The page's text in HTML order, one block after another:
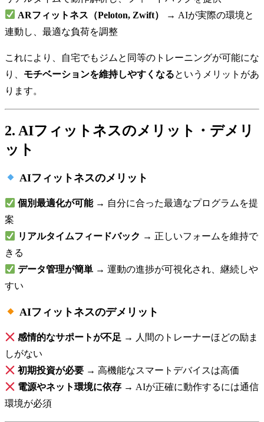
ARフィットネス（Peloton, Zwift）
→ AIが実際の環境と
連動し、最適な負荷を調整
これにより、自宅でもジムと同等のトレーニングが可能にな
り、 モチベーションを維持しやすくなるというメリットがあ
ります。
2. AIフィットネスのメリット・デメリ
ット
AIフィットネスのメリット
個別最適化が可能→ 自分に合った最適なプログラムを提
案
リアルタイムフィードバック → 正しいフォームを維持で
きる
データ管理が簡単 → 運動の進捗が可視化され、継続しや
すい
AIフィットネスのデメリット
感情的なサポートが不足 → 人間のトレーナーほどの励ま
しがない
初期投資が必要 → 高機能なスマートデバイスは高価
電源やネット環境に依存 → AIが正確に動作するには通信
環境が必須